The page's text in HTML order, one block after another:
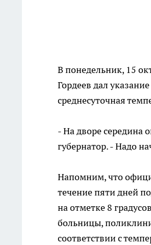
В понедельник, 15
Гордеев дал
среднесуточная
- На дворе середина
губернатор. - Надо
Напомним, что
течение пяти дней
на отметке 8
больницы,
соответствии с